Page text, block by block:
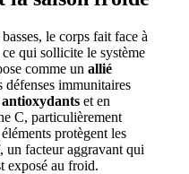
le corps fait face à
ce qui sollicite le système
comme un allié
défenses immunitaires
antioxydants et en
C, particulièrement
protègent les
un facteur aggravant qui
exposé au froid.